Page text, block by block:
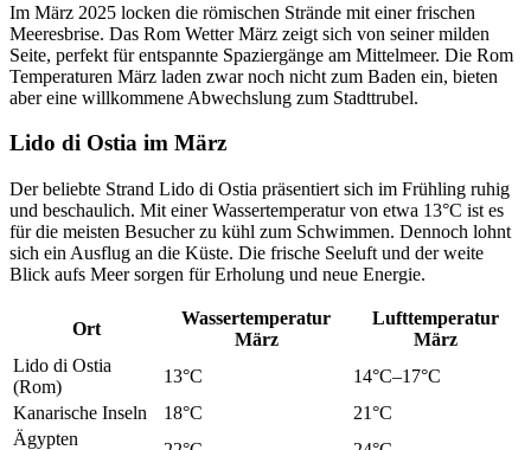
Im März 2025 locken die römischen Strände mit einer frischen
Meeresbrise. Das Rom Wetter März zeigt sich von seiner milden
Seite, perfekt für entspannte Spaziergänge am Mittelmeer. Die Rom
Temperaturen März laden zwar noch nicht zum Baden ein, bieten
aber eine willkommene Abwechslung zum Stadttrubel.
Lido di Ostia im März
Der beliebte Strand Lido di Ostia präsentiert sich im Frühling ruhig
und beschaulich. Mit einer Wassertemperatur von etwa 13°C ist es
für die meisten Besucher zu kühl zum Schwimmen. Dennoch lohnt
sich ein Ausflug an die Küste. Die frische Seeluft und der weite
Blick aufs Meer sorgen für Erholung und neue Energie.
Ort
Wassertemperatur
März
Lufttemperatur
März
Lido di Ostia
(Rom)
13°C
14°C–17°C
Kanarische Inseln
18°C
21°C
Ägypten